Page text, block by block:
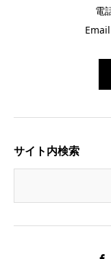
電
サイト内検索